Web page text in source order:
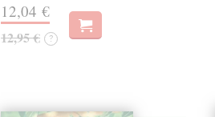
12,04 €
12,95 € ?